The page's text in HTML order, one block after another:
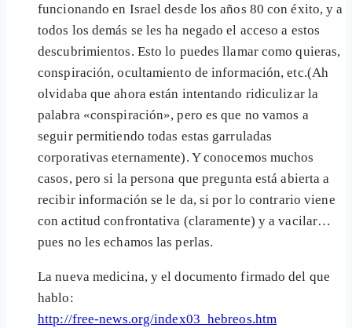
funcionando en Israel desde los años 80 con éxito, y a
todos los demás se les ha negado el acceso a estos
descubrimientos. Esto lo puedes llamar como quieras,
conspiración, ocultamiento de información, etc.(Ah
olvidaba que ahora están intentando ridiculizar la
palabra «conspiración», pero es que no vamos a
seguir permitiendo todas estas garruladas
corporativas eternamente). Y conocemos muchos
casos, pero si la persona que pregunta está abierta a
recibir información se le da, si por lo contrario viene
con actitud confrontativa (claramente) y a vacilar…
pues no les echamos las perlas.
La nueva medicina, y el documento firmado del que
hablo:
http://free-news.org/index03_hebreos.htm